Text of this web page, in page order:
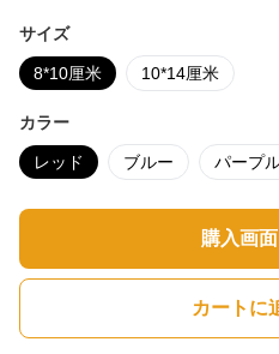
サイズ
8*10厘米 10*14厘米
カラー
レッド ブルー パープ
購入画
カートに